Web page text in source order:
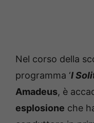
Nel corso della
programma ‘I
Amadeus, è
esplosione che